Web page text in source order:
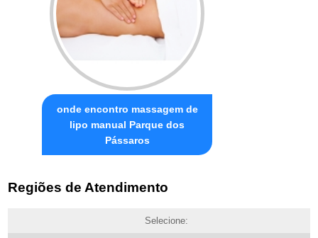
onde encontro massagem de
lipo manual Parque dos
Pássaros
Regiões de Atendimento
Selecione: